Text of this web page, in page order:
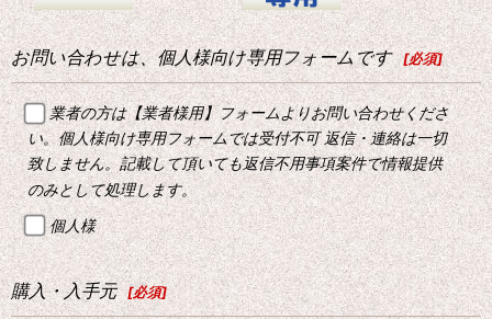
お問い合わせは、個人様向け専用フォームです [必須]
業者の方は【業者様用】フォームよりお問い合わせくださ
い。個人様向け専用フォームでは受付不可 返信・連絡は一切
致しません。記載して頂いても返信不用事項案件で情報提供
のみとして処理します。
個人様
購入・入手元 [必須]